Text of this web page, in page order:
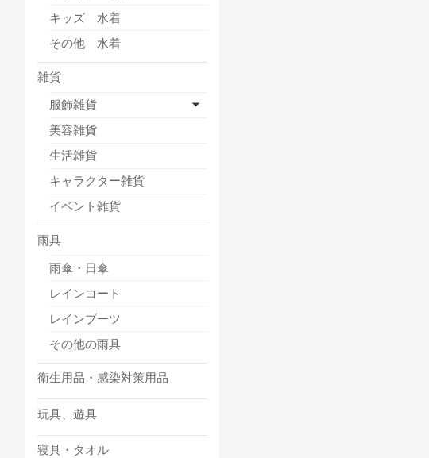
キッズ 水着
その他 水着
雑貨
服飾雑貨
美容雑貨
生活雑貨
キャラクター雑貨
イベント雑貨
雨具
雨傘・日傘
レインコート
レインブーツ
その他の雨具
衛生用品・感染対策用品
玩具、遊具
寝具・タオル